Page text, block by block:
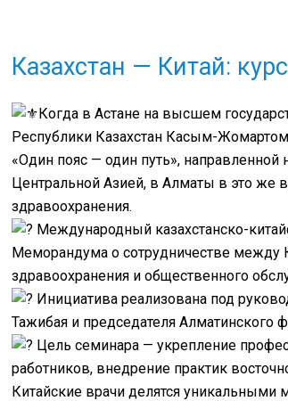
Казахстан — Китай:
Когда в Астане на высшем
Республики Казахстан Касым-
«Один пояс — один путь», направленной
Центральной Азией, в Алматы в это же
здравоохранения.
Международный казахстанско-
Меморандума о сотрудничестве между
здравоохранения и общественного
Инициатива реализована под
Тажибая и председателя
Цель семинара — укрепление
работников, внедрение практик
Китайские врачи делятся